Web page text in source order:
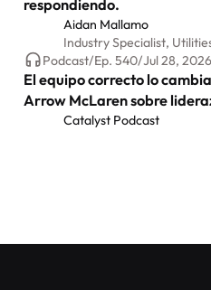
respondiendo.
Aidan Mallamo
Industry Specialist,
Podcast/Ep. 540/Jul 28, 2026
El equipo correcto lo
Arrow McLaren sobre
Catalyst Podcast